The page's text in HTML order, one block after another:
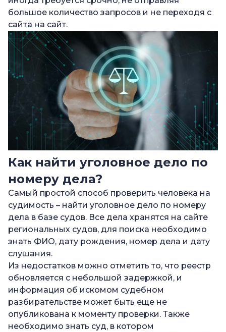
большое количество запросов и не переходя с
сайта на сайт.
Как найти уголовное дело по
номеру дела?
Самый простой способ проверить человека на
судимость – найти уголовное дело по номеру
дела в базе судов. Все дела хранятся на сайте
региональных судов, для поиска необходимо
знать ФИО, дату рождения, номер дела и дату
слушания.
Из недостатков можно отметить то, что реестр
обновляется с небольшой задержкой, и
информация об искомом судебном
разбирательстве может быть еще не
опубликована к моменту проверки. Также
необходимо знать суд, в котором